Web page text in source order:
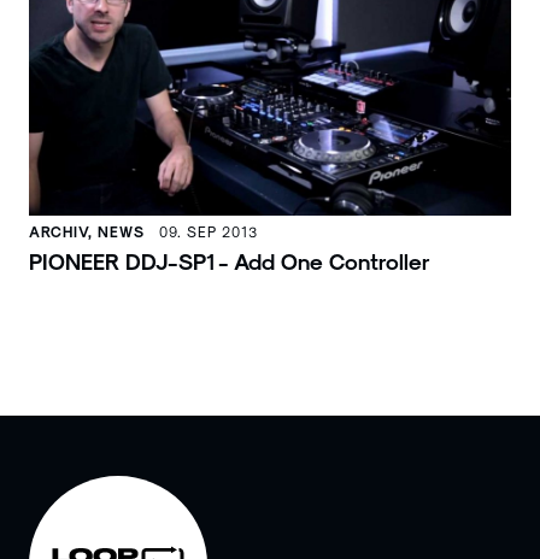
ARCHIV, NEWS 09. SEP 2013
PIONEER DDJ-SP1 - Add One Controller